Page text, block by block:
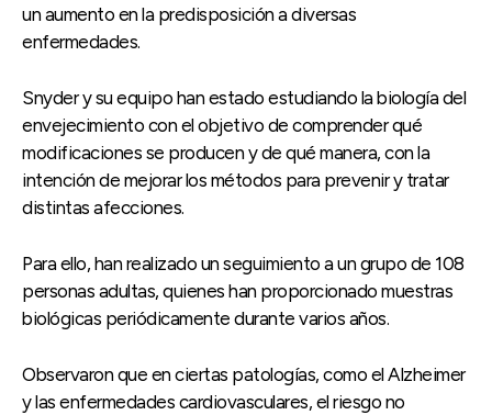
un aumento en la predisposición a diversas
enfermedades.
Snyder y su equipo han estado estudiando la biología del
envejecimiento con el objetivo de comprender qué
modificaciones se producen y de qué manera, con la
intención de mejorar los métodos para prevenir y tratar
distintas afecciones.
Para ello, han realizado un seguimiento a un grupo de 108
personas adultas, quienes han proporcionado muestras
biológicas periódicamente durante varios años.
Observaron que en ciertas patologías, como el Alzheimer
y las enfermedades cardiovasculares, el riesgo no